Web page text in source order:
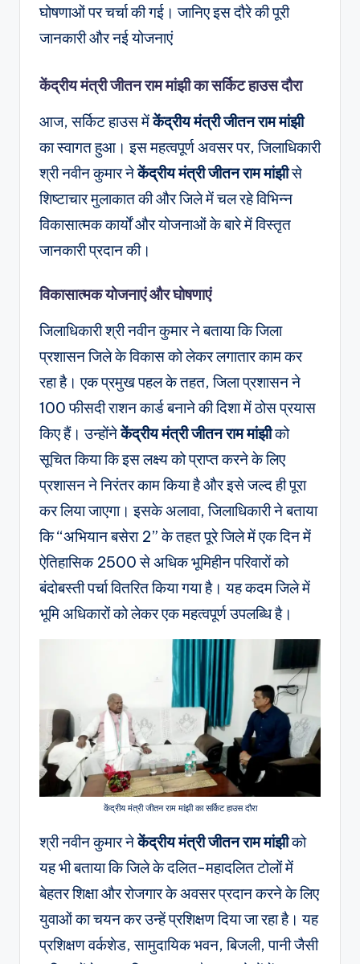
घोषणाओं पर चर्चा की गई। जानिए इस दौरे की पूरी
जानकारी और नई योजनाएं
केंद्रीय मंत्री जीतन राम मांझी का सर्किट हाउस दौरा
आज, सर्किट हाउस मेंकेंद्रीय मंत्री जीतन राम मांझी
का स्वागत हुआ। इस महत्वपूर्ण अवसर पर, जिलाधिकारी
श्री नवीन कुमार नेकेंद्रीय मंत्री जीतन राम मांझीसे
शिष्टाचार मुलाकात की और जिले में चल रहे विभिन्न
विकासात्मक कार्यों और योजनाओं के बारे में विस्तृत
जानकारी प्रदान की।
विकासात्मक योजनाएं और घोषणाएं
जिलाधिकारी श्री नवीन कुमार ने बताया कि जिला
प्रशासन जिले के विकास को लेकर लगातार काम कर
रहा है। एक प्रमुख पहल के तहत, जिला प्रशासन ने
100 फीसदी राशन कार्ड बनाने की दिशा में ठोस प्रयास
किए हैं। उन्होंनेकेंद्रीय मंत्री जीतन राम मांझीको
सूचित किया कि इस लक्ष्य को प्राप्त करने के लिए
प्रशासन ने निरंतर काम किया है और इसे जल्द ही पूरा
कर लिया जाएगा। इसके अलावा, जिलाधिकारी ने बताया
कि “अभियान बसेरा 2” के तहत पूरे जिले में एक दिन में
ऐतिहासिक 2500 से अधिक भूमिहीन परिवारों को
बंदोबस्ती पर्चा वितरित किया गया है। यह कदम जिले में
भूमि अधिकारों को लेकर एक महत्वपूर्ण उपलब्धि है।
केंद्रीय मंत्री जीतन राम मांझी का सर्किट हाउस दौरा
श्री नवीन कुमार नेकेंद्रीय मंत्री जीतन राम मांझीको
यह भी बताया कि जिले के दलित-महादलित टोलों में
बेहतर शिक्षा और रोजगार के अवसर प्रदान करने के लिए
युवाओं का चयन कर उन्हें प्रशिक्षण दिया जा रहा है। यह
प्रशिक्षण वर्कशेड, सामुदायिक भवन, बिजली, पानी जैसी